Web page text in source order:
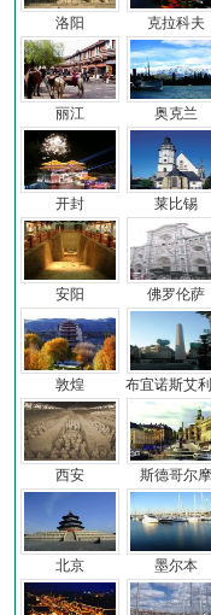
洛阳
丽江
开封
安阳
敦煌
西安
北京
克拉科夫
奥克兰
莱比锡
佛罗伦萨
布宜诺斯艾
斯德哥尔摩
墨尔本
子